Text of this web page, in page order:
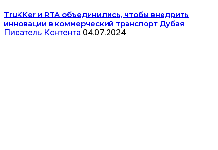
TruKKer и RTA объединились, чтобы внедрить
инновации в коммерческий транспорт Дубая
Писатель Контента 04.07.2024